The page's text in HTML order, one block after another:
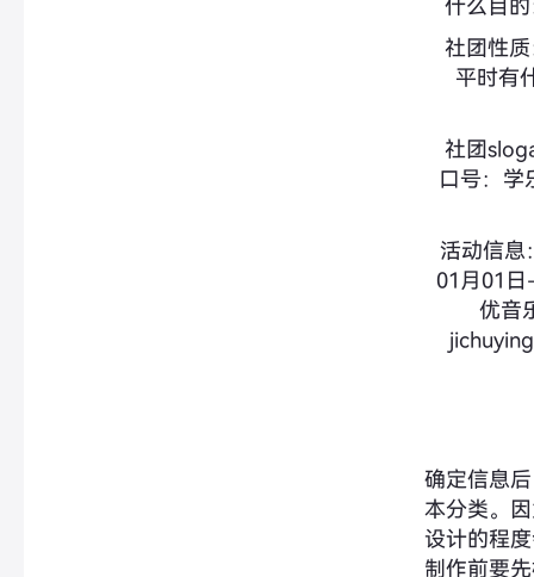
什么目
社团性
平时有
社团
口号：学
活动信息
01月01
优音
确定信息
本分类。
设计的程
制作前要